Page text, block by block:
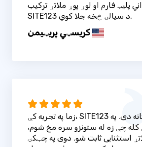
پلیټ فارم او لوړ پوړ ملاتړ ترکیب
SITE123 د سیالۍ څخه جلا کوي.
کریسټي پریټيمن
زما په تجربه کې، SITE123 ډېر کارن-دوستانه دی. په
کله چې زه له ستونزو سره مخ شوم،
استثنایی ثابت شو. دوی په چټکۍ